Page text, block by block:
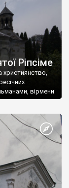
Ріпсіме
християнство,
вірмени